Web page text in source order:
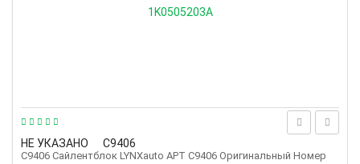
НЕ УКАЗАНО C9406
C9406 Сайлентблок LYNXauto АРТ C9406 Оригинальный Номер